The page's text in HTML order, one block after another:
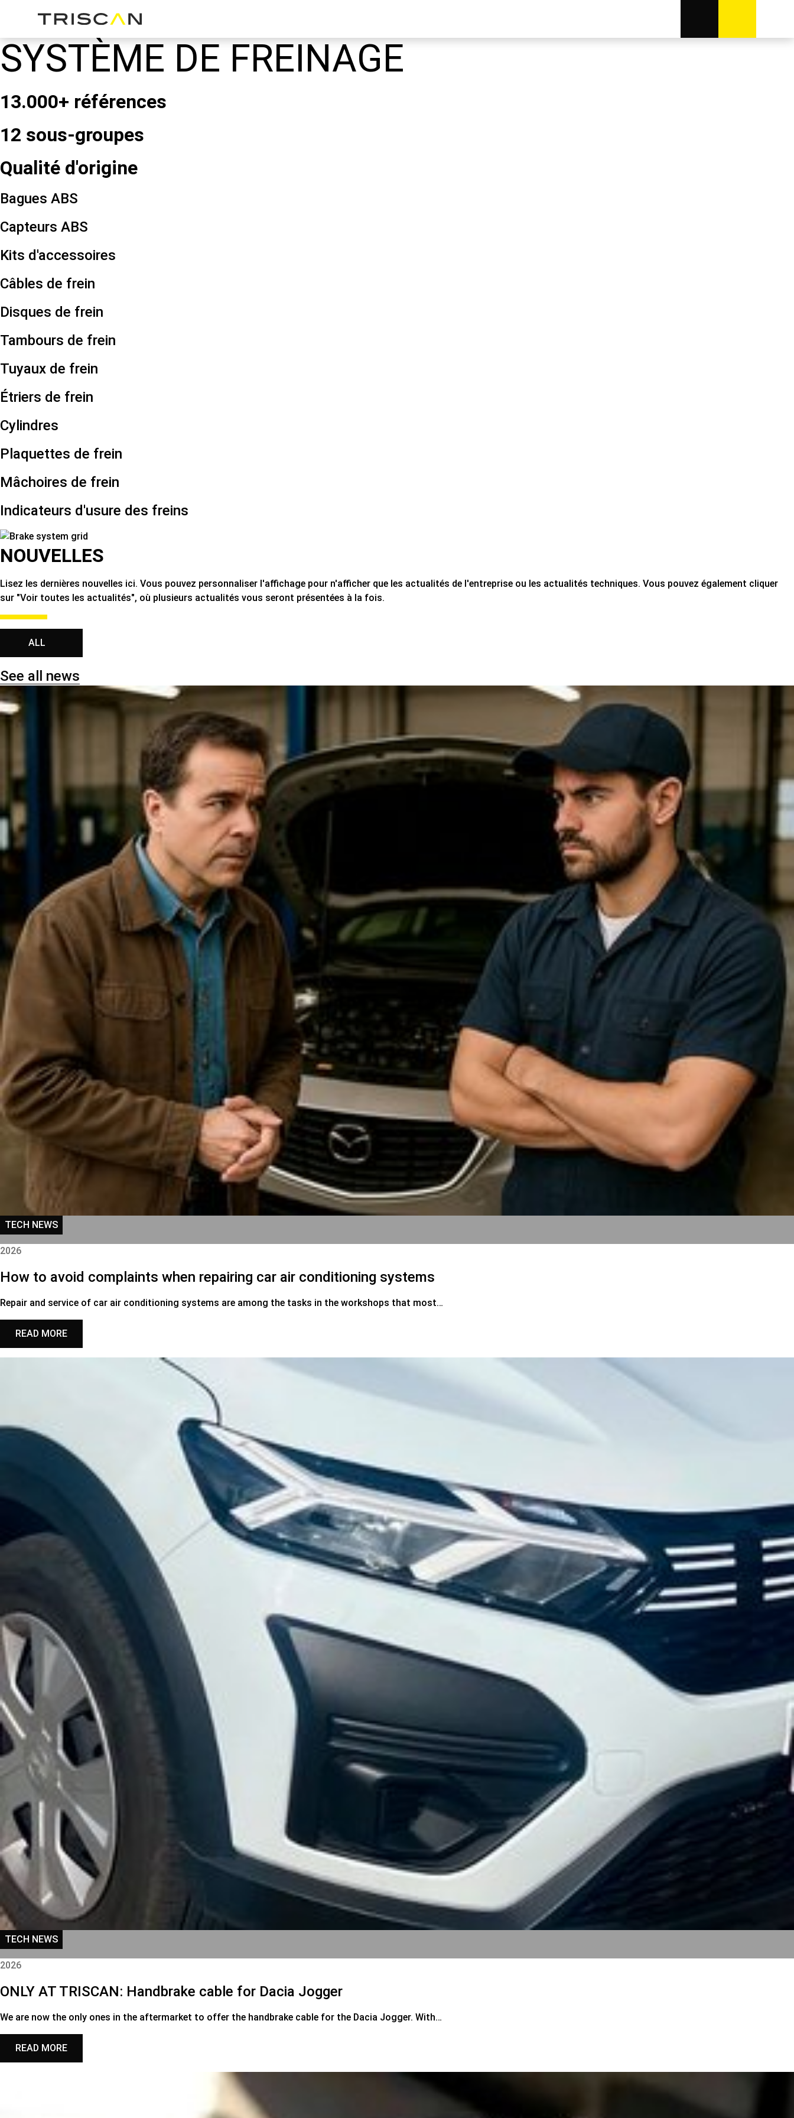
SYSTÈME DE FREINAGE
13.000+ références
12 sous-groupes
Qualité d'origine
Bagues ABS
Capteurs ABS
Kits d'accessoires
Câbles de frein
Disques de frein
Tambours de frein
Tuyaux de frein
Étriers de frein
Cylindres
Plaquettes de frein
Mâchoires de frein
Indicateurs d'usure des freins
NOUVELLES
Lisez les dernières nouvelles ici. Vous pouvez personnaliser l'affichage pour n'afficher que les actualités de l'entreprise ou les actualités techniques. Vous pouvez également cliquer
sur "Voir toutes les actualités", où plusieurs actualités vous seront présentées à la fois.
ALL
See all news
TECH NEWS
2026
How to avoid complaints when repairing car air conditioning systems
Repair and service of car air conditioning systems are among the tasks in the workshops that most…
READ MORE
TECH NEWS
2026
ONLY AT TRISCAN: Handbrake cable for Dacia Jogger
We are now the only ones in the aftermarket to offer the handbrake cable for the Dacia Jogger. With…
READ MORE